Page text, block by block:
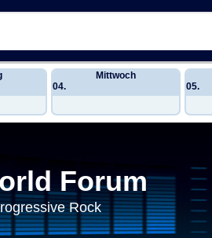
Mittwoch
04.
05.
Forum
Rock